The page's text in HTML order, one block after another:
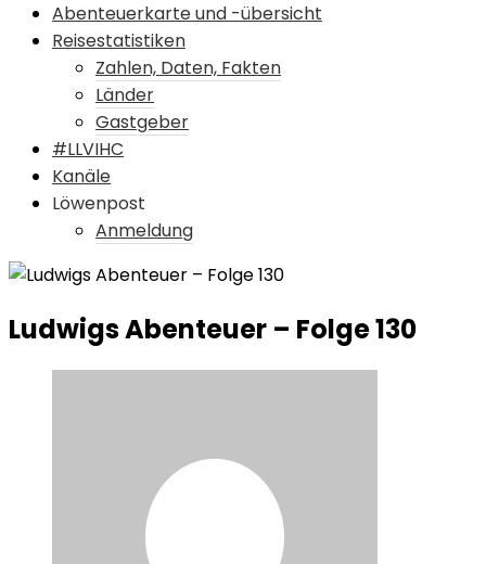
Abenteuerkarte und -übersicht
Reisestatistiken
Zahlen, Daten, Fakten
Länder
Gastgeber
#LLVIHC
Kanäle
Löwenpost
Anmeldung
Ludwigs Abenteuer – Folge 130